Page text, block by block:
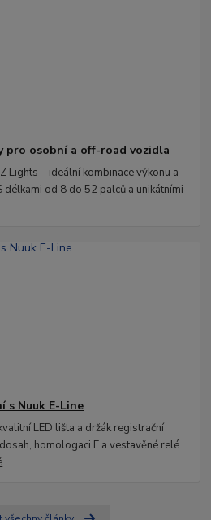
pro osobní a off-road vozidla
Lights – ideální kombinace výkonu a
od 8 do 52 palců a unikátními
s Nuuk E-Line
LED lišta a držák registrační
homologaci E a vestavěné relé.